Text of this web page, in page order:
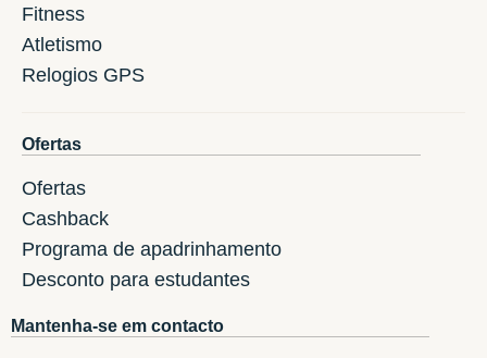
Fitness
Atletismo
Relogios GPS
Ofertas
Ofertas
Cashback
Programa de apadrinhamento
Desconto para estudantes
Mantenha-se em contacto